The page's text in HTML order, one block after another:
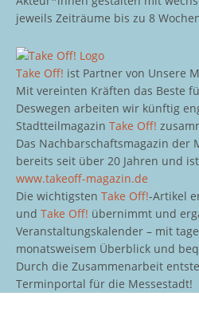
jeweils Zeiträume bis zu 8
Take Off! ist Partner von Unsere
Mit vereinten Kräften das Beste
Deswegen arbeiten wir künftig
Stadtteilmagazin Take Off!
Das Nachbarschaftsmagazin der
bereits seit über 20 Jahren und
www.takeoff-magazin.de
Die wichtigsten Take Off!-Artikel
und Take Off! übernimmt und
Veranstaltungskalender – mit
monatsweisem Überblick und
Durch die Zusammenarbeit
Terminportal für die Messestadt!